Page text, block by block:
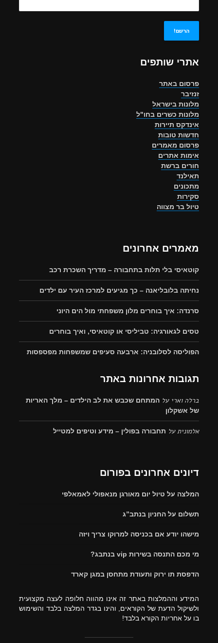
אתרי שותפים
פרסום באתר
זנזיבר
מלונות בישראל
מלונות כשרים בחו"ל
אינדקס תיירות
חדשות טובות
פרסום מאמרים
אימות אתרים
חורים ברשת
תאילנד
מתכונים
סקירות
טיול בר מצווה
מאמרים אחרונים
קוטאיסי בלי תלות בתחבורה – מדריך השכרת רכב
נחיתה בלובליאנה – כך מגיעים למרכז העיר עם ילדים
סרנדה: איך בוחרים מלון משפחתי מול הים היוני
טסים לגאורגיה: טביליסי או קוטאיסי, ואיך בוחרים
הפוליסה לסלובניה: ארבעה סעיפים שמשפחות מפספסות
תגובות אחרונות באתר
ברלה וארי על המתחם שכבש את לב הילדים – מלך האריות
של אשקלון
אלמוניתעל תחבורה בפולין – מידע וטיפים למטייל
דיונים אחרונים בפורום
המלצה על טיול יום מאורגן מנאפולי לאמאלפי
תשלום על החניון בנתב”ג
מישהו יודע אם בכניסה למרוקו צריך ויזה
מי מכם התנסה בשירות vip בנתבג?
הדפסת תו ירוק ותעודת מתחסן במגן קארד
המידע וההמלצות באתר זה אינו מהווה חלופה לעצה מקצועית
ולשיקול הדעת של הקוראים, והינו בגדר המלצה בלבד והשימוש
בו על אחריות הקורא בלבד!